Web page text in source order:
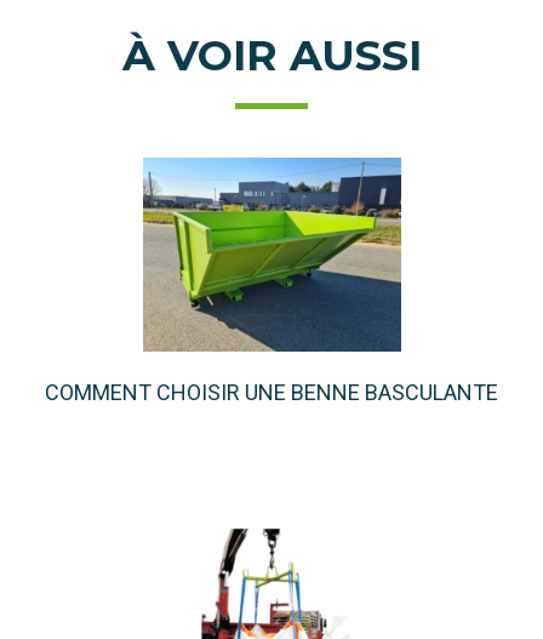
À VOIR AUSSI
COMMENT CHOISIR UNE BENNE BASCULANTE